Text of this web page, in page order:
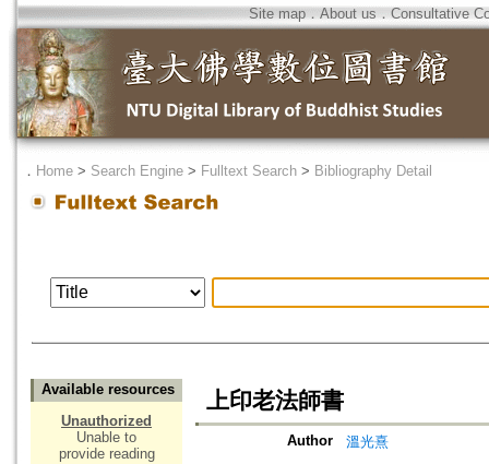
Site map．About us ． Consultative
． Home > Search Engine > Fulltext Search > Bibliography Detail
Available resources
Unauthorized
Unable to
provide reading
上印老法師書
Author
溫光熹